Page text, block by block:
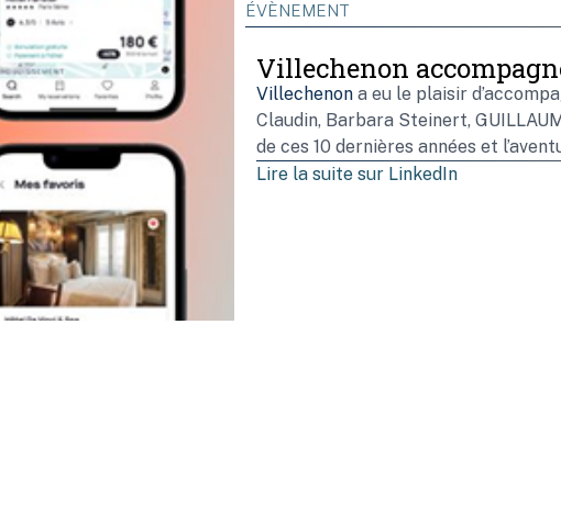
ÉVÈNEMENT
Villechenon
Villechenon a eu le plaisir
Claudin, Barbara Steinert,
de ces 10 dernières années et
Lire la suite sur LinkedIn